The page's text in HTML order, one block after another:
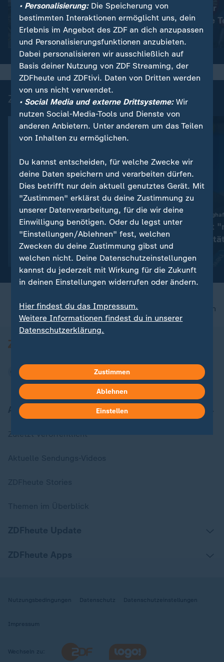
Nachrichten | heute 19:00 Uhr:
Viele Tote in der Ukraine
Haftstrafen für
rechtsextreme
Video
Zuletzt auf ZDFheute veröffentlicht
Machtkampf im Weltfußball :
WM-Endspiel 2030 an
Marokko versprochen? FIFA
dementiert
mit Video 0:24
Drohnenfund am
Dobrindt sieht
mit Video
nach oben
Aktuell bei ZDFheute
Zuletzt veröffentlicht
Nutzungsbedingungen Datenschutz Datenschutzeinstellungen
Impressum
Wechseln zu:
• Personalisierung:Die Speicherung von
bestimmten Interaktionen ermöglicht uns, dein
Erlebnis im Angebot des ZDF an dich anzupassen
und Personalisierungsfunktionen anzubieten.
Dabei personalisieren wir ausschließlich auf
Basis deiner Nutzung von ZDF Streaming, der
ZDFheute und ZDFtivi. Daten von Dritten werden
von uns nicht verwendet.
• Social Media und externe Drittsysteme:Wir
nutzen Social-Media-Tools und Dienste von
anderen Anbietern. Unter anderem um das Teilen
von Inhalten zu ermöglichen.
Du kannst entscheiden, für welche Zwecke wir
deine Daten speichern und verarbeiten dürfen.
Dies betrifft nur dein aktuell genutztes Gerät. Mit
"Zustimmen" erklärst du deine Zustimmung zu
unserer Datenverarbeitung, für die wir deine
Einwilligung benötigen. Oder du legst unter
"Einstellungen/Ablehnen" fest, welchen
Zwecken du deine Zustimmung gibst und
welchen nicht. Deine Datenschutzeinstellungen
kannst du jederzeit mit Wirkung für die Zukunft
in deinen Einstellungen widerrufen oder ändern.
Hier findest du das Impressum.
Weitere Informationen findest du in unserer
Datenschutzerklärung.
Zustimmen
Ablehnen
Einstellen